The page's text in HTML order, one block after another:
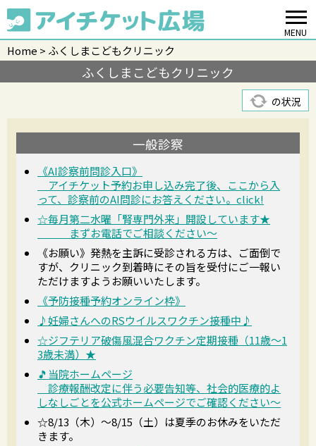
MENU
Home ふくしまこどもクリニック
ふくしまこどもクリニック
の状況
一般診察
《AI診察前問診入口》
アイチケット予約お申し込み完了後、ここから入
って、診察前のAI問診にお答えください。click!
☆毎月第二水曜「腎専門外来」開設しています★
まずお電話でご相談ください～
《お願い》発熱を主訴に受診される方は、ご面倒で
すが、クリニック到着時にその旨を受付にご一報い
ただけますようお願いいたします。
《予防接種予約オンライン枠》
♪妊婦さんへのRSウイルスワクチン接種中♪
☆ジフテリア破傷風混合ワクチン定期接種（11歳～1
3歳未満）★
🎵当院ホームページ
診療報酬改定に伴う必要告知等、社会的医療的よ
しなしごとを公式ホームページでご確認ください～
☆8/13（木）～8/15（土）は夏季のお休みをいただ
きます。